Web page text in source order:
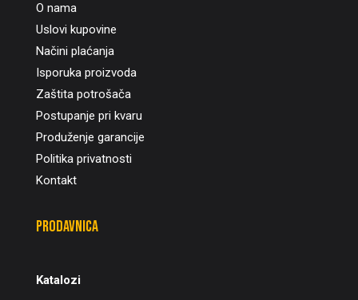
O nama
Uslovi kupovine
Načini plaćanja
Isporuka proizvoda
Zaštita potrošača
Postupanje pri kvaru
Produženje garancije
Politika privatnosti
Kontakt
Prodavnica
Katalozi